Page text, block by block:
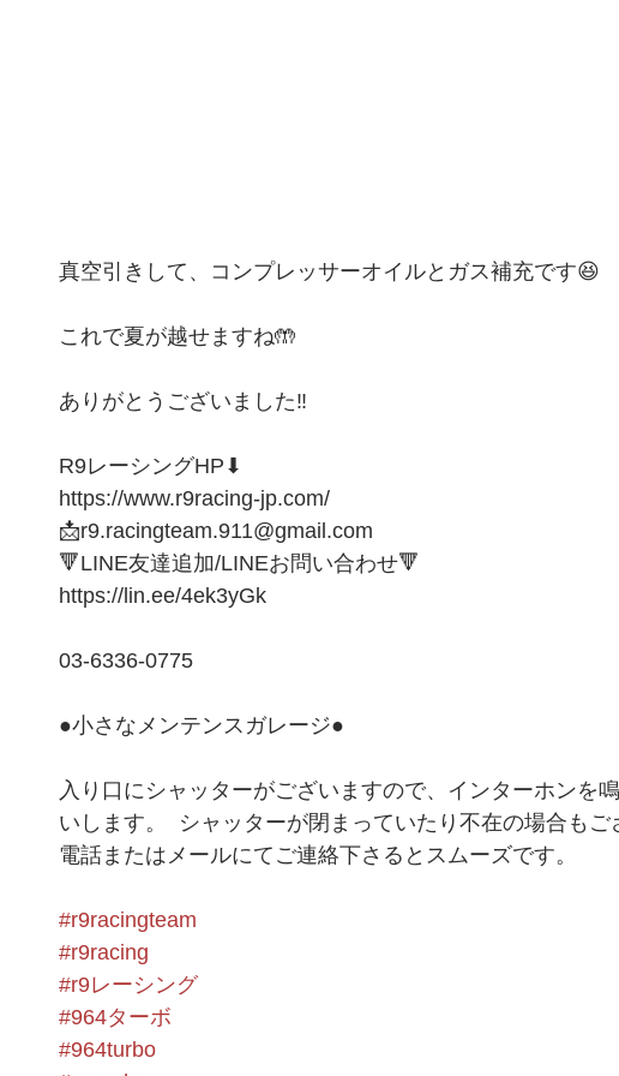
真空引きして、コンプレッサーオイルとガス補充です😆
これで夏が越せますね🤲
ありがとうございました‼️
R9レーシングHP⬇︎
https://www.r9racing-jp.com/
📩r9.racingteam.911@gmail.com
🔻LINE友達追加/LINEお問い合わせ🔻
https://lin.ee/4ek3yGk
03-6336-0775
●小さなメンテンスガレージ●
入り口にシャッターがございますので、インターホンを
いします。  シャッターが閉まっていたり不在の場合も
電話またはメールにてご連絡下さるとスムーズです。
#r9racingteam
#r9racing
#r9レーシング
#964ターボ
#964turbo